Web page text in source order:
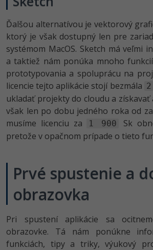
Ďalšou alternatívou je vektorový
ktorý je však dostupný len pre
systémom MacOS. Sketch má veľmi
a taktiež nám ponúka mnoho
prototypovania a spoluprácu na
licencie tejto aplikácie stojí bezmála
ukladať projekty do cloudu a získavať
však len po dobu jedného roka od
musíme licenciu za
1 900
Sk
pretože v opačnom prípade o tieto
Prvé spustenie a
obrazovka
Pri spustení aplikácie sa
obrazovke. Tá nám ponúkne
funkciách, tipy a triky, výukový